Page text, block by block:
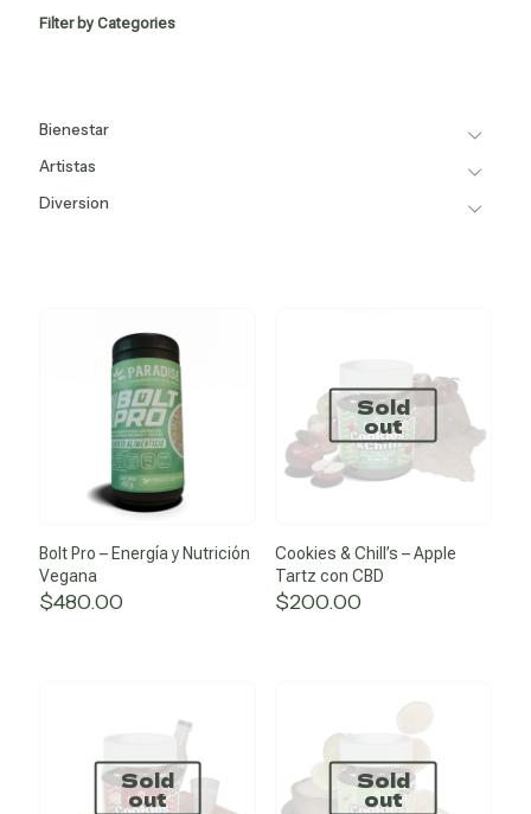
Filter by Categories
Bienestar
Artistas
Diversion
Bolt Pro – Energía y Nutrición
Vegana
$480.00
Sold
out
Cookies & Chill’s – Apple
Tartz con CBD
$200.00
Sold
out
Sold
out